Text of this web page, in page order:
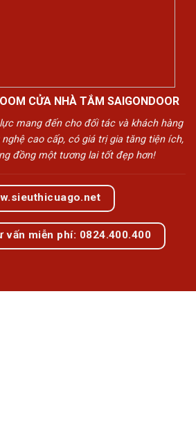
CỬA NHÀ TẮM SAIGONDOOR
lực mang đến cho đối tác và khách hàng
cao cấp, có giá trị gia tăng tiện ích,
đồng một tương lai tốt đẹp hơn!
vấn miễn phí: 0824.400.400